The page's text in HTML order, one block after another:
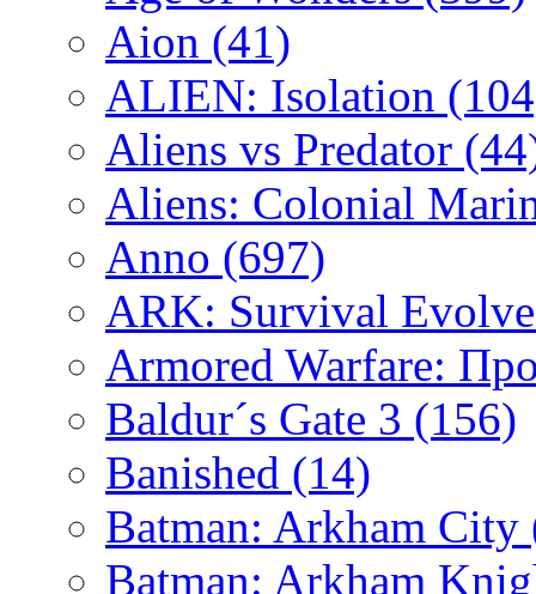
Aion (41)
ALIEN: Isolation
Aliens vs Predator
Aliens: Colonial
Anno (697)
ARK: Survival
Armored Warfare:
Baldur´s Gate 3 (156)
Banished (14)
Batman: Arkham City
Batman: Arkham